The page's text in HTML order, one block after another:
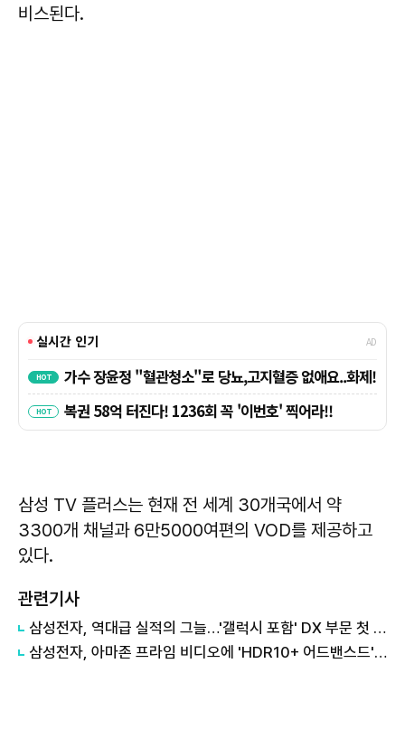
비스된다.
삼성 TV 플러스는 현재 전 세계 30개국에서 약
3300개 채널과 6만5000여편의 VOD를 제공하고
있다.
관련기사
삼성전자, 역대급 실적의 그늘…'갤럭시 포함' DX 부문 첫 적자
삼성전자, 아마존 프라임 비디오에 'HDR10+ 어드밴스드' 기술 선보여